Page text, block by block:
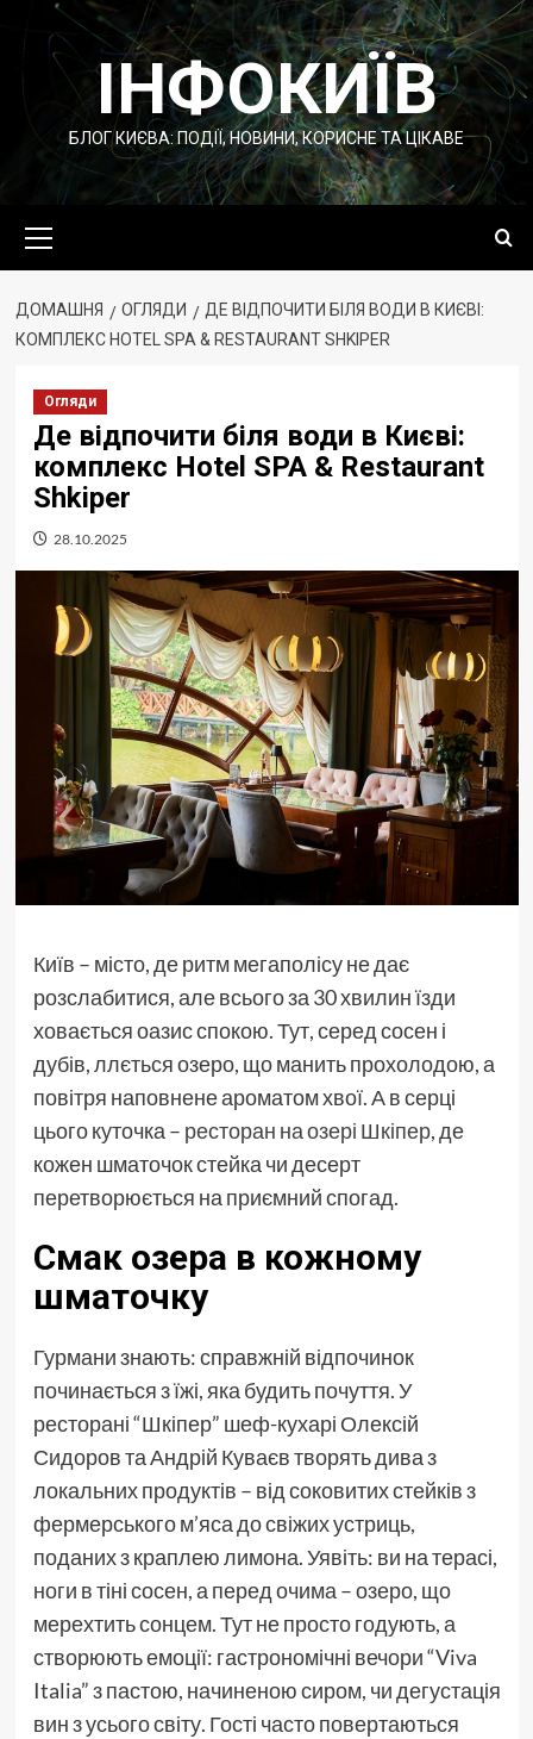
Перейти
ІНФОКИЇВ
БЛОГ КИЄВА: ПОДІЇ, НОВИНИ, КОРИСНЕ ТА ЦІКАВЕ
меню
ДОМАШНЯ ОГЛЯДИ
ДЕ ВІДПОЧИТИ БІЛЯ ВОДИ В КИЄВІ:
КОМПЛЕКС HOTEL SPA & RESTAURANT SHKIPER
Огляди
Де відпочити біля води в Києві:
комплекс Hotel SPA & Restaurant
Shkiper
28.10.2025
Київ – місто, де ритм мегаполісу не дає
розслабитися, але всього за 30 хвилин їзди
ховається оазис спокою. Тут, серед сосен і
дубів, ллється озеро, що манить прохолодою, а
повітря наповнене ароматом хвої. А в серці
цього куточка – ресторан на озері Шкіпер, де
кожен шматочок стейка чи десерт
перетворюється на приємний спогад.
Смак озера в кожному
шматочку
Гурмани знають: справжній відпочинок
починається з їжі, яка будить почуття. У
ресторані “Шкіпер” шеф-кухарі Олексій
Сидоров та Андрій Куваєв творять дива з
локальних продуктів – від соковитих стейків з
фермерського м’яса до свіжих устриць,
поданих з краплею лимона. Уявіть: ви на терасі,
ноги в тіні сосен, а перед очима – озеро, що
мерехтить сонцем. Тут не просто годують, а
створюють емоції: гастрономічні вечори “Viva
Italia” з пастою, начиненою сиром, чи дегустація
вин з усього світу. Гості часто повертаються